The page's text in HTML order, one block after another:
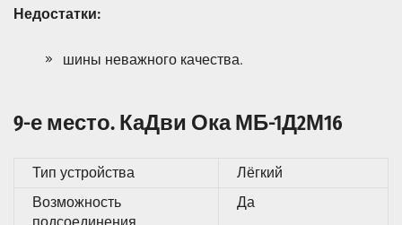
Недостатки:
шины неважного качества.
9-е место. КаДви Ока МБ-1Д2М16
Тип устройства
Лёгкий
Возможность
Да